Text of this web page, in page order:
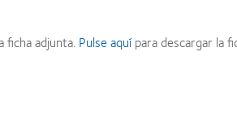
ficha adjunta. Pulse aquípara descargar la